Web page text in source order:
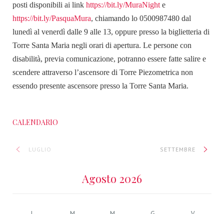
posti disponibili ai link https://bit.ly/MuraNight e
https://bit.ly/PasquaMura, chiamando lo 0500987480 dal
lunedì al venerdì dalle 9 alle 13, oppure presso la biglietteria di
Torre Santa Maria negli orari di apertura. Le persone con
disabilità, previa comunicazione, potranno essere fatte salire e
scendere attraverso l’ascensore di Torre Piezometrica non
essendo presente ascensore presso la Torre Santa Maria.
CALENDARIO
LUGLIO
Agosto 2026
SETTEMBRE